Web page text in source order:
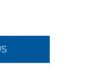
Gants Détecteur d'aiguille non électrique avec des lumières d'alarme